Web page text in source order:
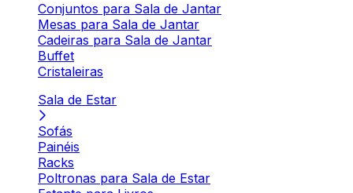
Conjuntos para Sala de Jantar
Mesas para Sala de Jantar
Cadeiras para Sala de Jantar
Buffet
Cristaleiras
Sala de Estar
Sofás
Painéis
Racks
Poltronas para Sala de Estar